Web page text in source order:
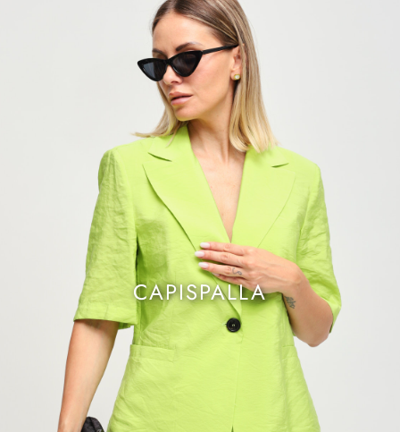
CAPISPALLA